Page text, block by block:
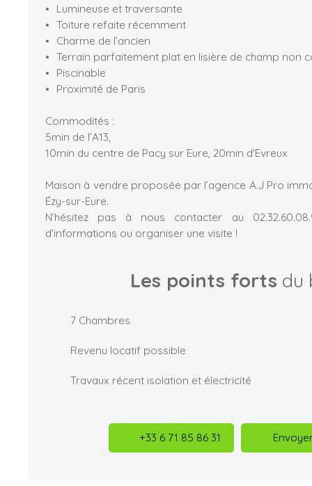
Lumineuse et traversante
Toiture refaite récemment
Charme de l’ancien
Terrain parfaitement plat en lisière de champ non
Piscinable
Proximité de Paris
Commodités :
5min de l’A13,
10min du centre de Pacy sur Eure, 20min d'Evreux
Maison à vendre proposée par l’agence A.J Pro
Ézy-sur-Eure.
N’hésitez pas à nous contacter au
d’informations ou organiser une visite !
Les points forts du
7 Chambres
Revenu locatif possible
Travaux récent isolation et électricité
+33 6 71 85 86 31